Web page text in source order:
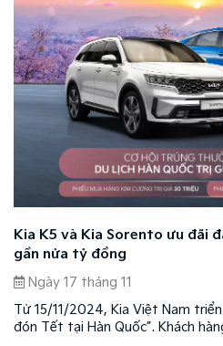
Kia K5 và Kia Sorento ưu đãi
gần nửa tỷ đồng
Ngày 17 tháng 11
Từ 15/11/2024, Kia Việt Nam
đón Tết tại Hàn Quốc”. Khách